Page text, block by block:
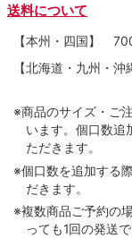
送料について
【本州・四国】
【北海道・九州・
※商品のサイズ・ご
います。個口数
ただきます。
※個口数を追加する
だきます。
※複数商品ご予約の
っても1回の発送